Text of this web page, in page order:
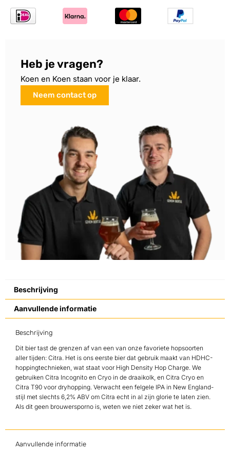
Heb je vragen?
Koen en Koen staan voor je klaar.
Neem contact op
Beschrijving
Aanvullende informatie
Beschrijving
Dit bier tast de grenzen af van een van onze favoriete hopsoorten
aller tijden: Citra. Het is ons eerste bier dat gebruik maakt van HDHC-
hoppingtechnieken, wat staat voor High Density Hop Charge. We
gebruiken Citra Incognito en Cryo in de draaikolk, en Citra Cryo en
Citra T90 voor dryhopping. Verwacht een felgele IPA in New England-
stijl met slechts 6,2% ABV om Citra echt in al zijn glorie te laten zien.
Als dit geen brouwersporno is, weten we niet zeker wat het is.
Aanvullende informatie